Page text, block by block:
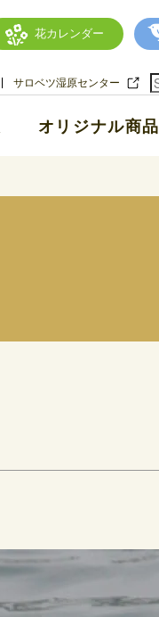
花カレンダー
サロベツ湿原センター
オリジナル商品